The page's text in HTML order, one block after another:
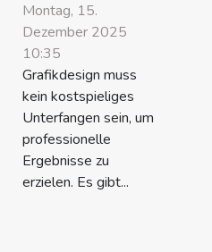
Montag, 15.
Dezember 2025
10:35
Grafikdesign muss
kein kostspieliges
Unterfangen sein, um
professionelle
Ergebnisse zu
erzielen. Es gibt...